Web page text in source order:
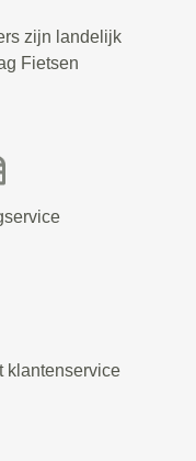
zijn landelijk
Fietsen
klantenservice